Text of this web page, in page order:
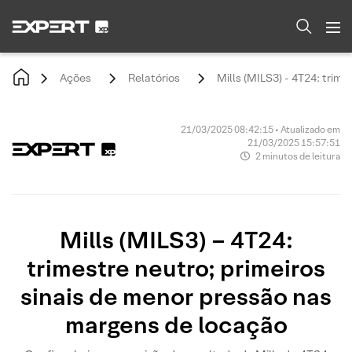
Ações Relatórios Mills (MILS3) - 4T24:
21/03/2025 08:42:15 • Atualizado em
21/03/2025 15:57:51
2 minutos de leitura
Mills (MILS3) – 4T24:
trimestre neutro; primeiros
sinais de menor pressão nas
margens de locação